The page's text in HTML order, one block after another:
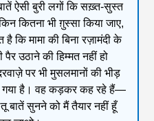
ऐसी बुरी लगों कि सख़्त-सुस्त
कितना भी ग़ुस्सा किया जाए,
कि मामा की बिना रज़ामंदी के
उठाने की हिम्मत नहीं हो
पर भी मुसलमानों की भीड़
गया है। वह कड़कर कह रहे हैं—
बातें सुनने को मैं तैयार नहीं हूँ